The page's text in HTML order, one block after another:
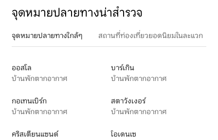
จุดหมายปลายทางน่าสำรวจ
จุดหมายปลายทางใกล้ๆ สถานที่ท่องเที่ยวยอดนิยมในละแวก
ออสโล
บ้านพักตากอากาศ
บาร์เกิน
บ้านพักตากอากาศ
กอเทนเบิร์ก
บ้านพักตากอากาศ
สตาวังเงอร์
บ้านพักตากอากาศ
คริสเตียนแซนด์
โอเดนเซ